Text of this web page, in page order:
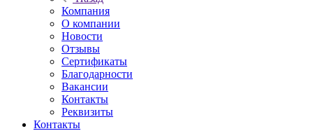
Компания
О компании
Новости
Отзывы
Сертификаты
Благодарности
Вакансии
Контакты
Реквизиты
Контакты